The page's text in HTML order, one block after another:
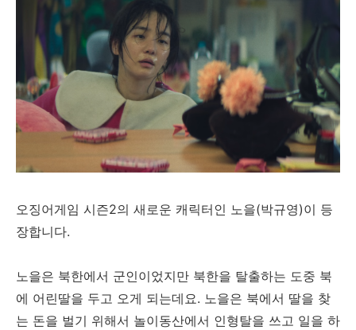
오징어게임 시즌2의 새로운 캐릭터인 노을(박규영)이 등
장합니다.
노을은 북한에서 군인이었지만 북한을 탈출하는 도중 북
에 어린딸을 두고 오게 되는데요. 노을은 북에서 딸을 찾
는 돈을 벌기 위해서 놀이동산에서 인형탈을 쓰고 일을 하